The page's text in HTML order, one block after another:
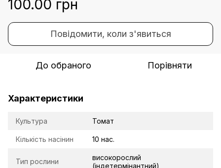
100.00 грн
Повідомити, коли з'явиться
До обраного Порівняти
Характеристики
Культура Томат
Кількість насінин 10 нас.
Тип рослини
високорослий
(індетермінантний)